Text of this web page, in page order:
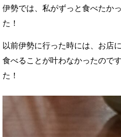
伊勢では、私がずっと食べたか
た！
以前伊勢に行った時には、お店
食べることが叶わなかったので
た！